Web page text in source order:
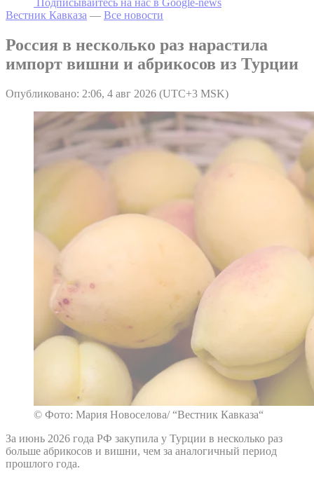
Вестник Кавказа — Все новости
Россия в несколько раз нарастила
импорт вишни и абрикосов из Турции
Опубликовано: 2:06, 4 авг 2026 (UTC+3 MSK)
© Фото: Мария Новоселова/ “Вестник Кавказа“
За июнь 2026 года РФ закупила у Турции в несколько раз
больше абрикосов и вишни, чем за аналогичный период
прошлого года.